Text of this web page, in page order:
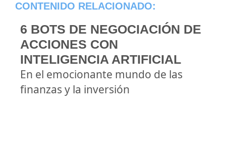
CONTENIDO RELACIONADO:
6 BOTS DE NEGOCIACIÓN DE
ACCIONES CON
INTELIGENCIA ARTIFICIAL
En el emocionante mundo de las
finanzas y la inversión